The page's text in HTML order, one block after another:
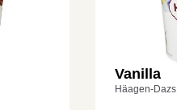
Vanilla
Häagen-Dazs